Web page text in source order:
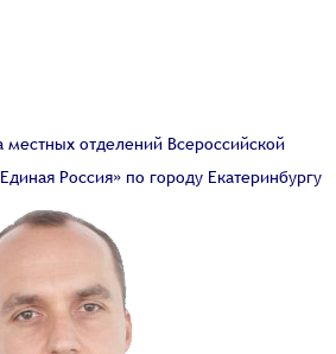
местных отделений Всероссийской
Россия» по городу Екатеринбургу